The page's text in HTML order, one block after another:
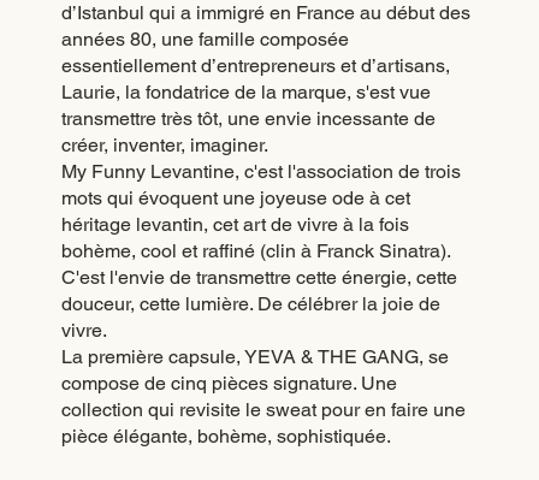
d’Istanbul qui a immigré en France au début des
années 80, une famille composée
essentiellement d’entrepreneurs et d’artisans,
Laurie, la fondatrice de la marque, s'est vue
transmettre très tôt, une envie incessante de
créer, inventer, imaginer.
My Funny Levantine, c'est l'association de trois
mots qui évoquent une joyeuse ode à cet
héritage levantin, cet art de vivre à la fois
bohème, cool et raffiné (clin à Franck Sinatra).
C'est l'envie de transmettre cette énergie, cette
douceur, cette lumière. De célébrer la joie de
vivre.
La première capsule, YEVA & THE GANG, se
compose de cinq pièces signature. Une
collection qui revisite le sweat pour en faire une
pièce élégante, bohème, sophistiquée.